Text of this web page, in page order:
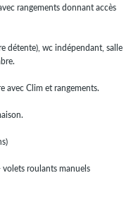
rangements donnant accès
détente), wc indépendant, salle
avec Clim et rangements.
volets roulants manuels